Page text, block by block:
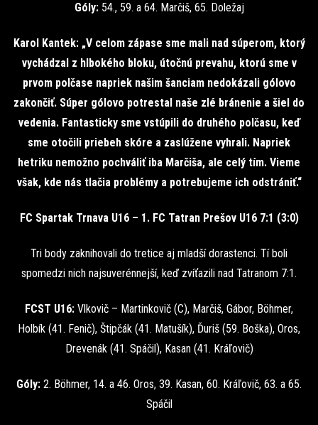
Góly: 54., 59. a 64. Marčiš, 65. Doležaj
Karol Kantek: „V celom zápase sme mali nad súperom, ktorý
vychádzal z hlbokého bloku, útočnú prevahu, ktorú sme v
prvom polčase napriek našim šanciam nedokázali gólovo
zakončiť. Súper gólovo potrestal naše zlé bránenie a šiel do
vedenia. Fantasticky sme vstúpili do druhého polčasu, keď
sme otočili priebeh skóre a zaslúžene vyhrali. Napriek
hetriku nemožno pochváliť iba Marčiša, ale celý tím. Vieme
však, kde nás tlačia problémy a potrebujeme ich odstrániť.“
FC Spartak Trnava U16 – 1. FC Tatran Prešov U16 7:1 (3:0)
Tri body zaknihovali do tretice aj mladší dorastenci. Tí boli
spomedzi nich najsuverénnejší, keď zvíťazili nad Tatranom 7:1.
FCST U16: Vlkovič – Martinkovič (C), Marčiš, Gábor, Böhmer,
Holbík (41. Fenič), Štipčák (41. Matušík), Ďuriš (59. Boška), Oros,
Drevenák (41. Spáčil), Kasan (41. Kráľovič)
Góly: 2. Böhmer, 14. a 46. Oros, 39. Kasan, 60. Kráľovič, 63. a 65.
Spáčil